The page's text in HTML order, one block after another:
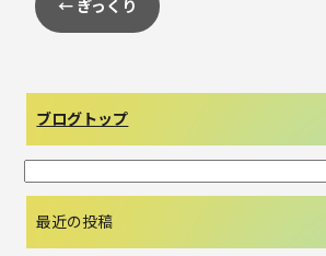
← ぎっくり
ブログトップ
最近の投稿